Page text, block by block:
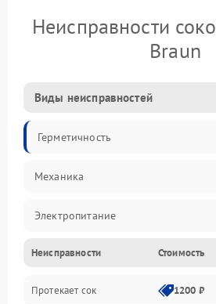
Неисправности
Braun
Виды неисправностей
Герметичность
Механика
Электропитание
Производительность
Неисправности Стоимость
Протекает сок 1200 ₽